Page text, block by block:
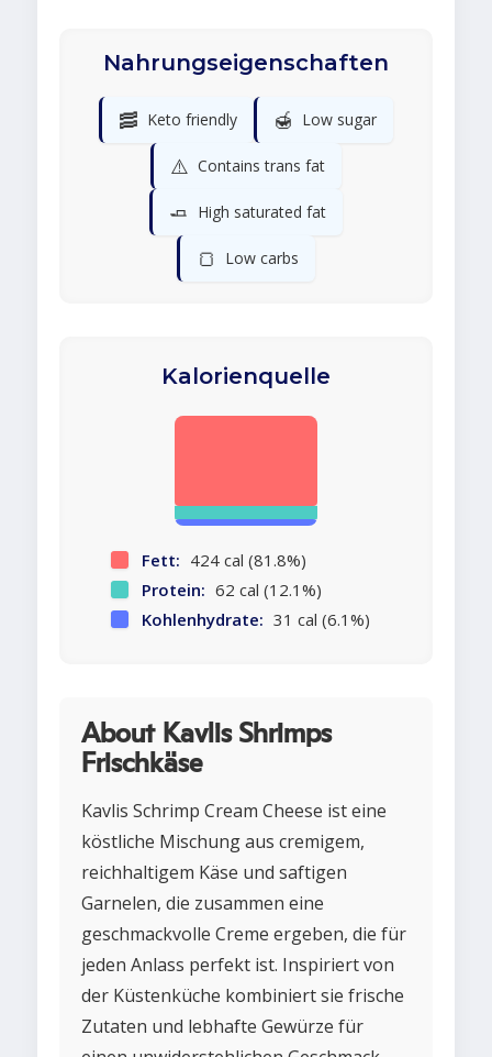
Nahrungseigenschaften
🥓 Keto friendly 🍯 Low sugar
⚠️ Contains trans fat
🧈 High saturated fat
🍞 Low carbs
Kalorienquelle
Fett: 424 cal (81.8%)
Protein: 62 cal (12.1%)
Kohlenhydrate: 31 cal (6.1%)
About Kavlis Shrimps
Frischkäse
Kavlis Schrimp Cream Cheese ist eine
köstliche Mischung aus cremigem,
reichhaltigem Käse und saftigen
Garnelen, die zusammen eine
geschmackvolle Creme ergeben, die für
jeden Anlass perfekt ist. Inspiriert von
der Küstenküche kombiniert sie frische
Zutaten und lebhafte Gewürze für